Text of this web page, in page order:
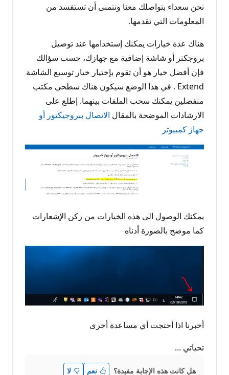
نحن سعداء بتواصلك معنا ونتمنى أن تستفسد من
المعلومات التي نقدمها.
هناك عدة خيارات يمكنك إستخدامها عند توصيل
بروجكتر أو شاشة إضافية مع جهازك، حسب سؤالك
فإن أفضل خيار هو أن تقوم بإختيار خيار توسبع الشاشة
Extend . في هذا الوضع سيكون هناك سطحي مكتب
منفصلين يمكنك سحب الملفات بينهما. إطلع على
الارشادات الموضحة بالمقال الاتصال ببروجيكتور أو
جهاز كمبيوتر
يمكنك الوصول الى هذه الخيارات من ركن الإشعارات
كما موضح بالصورة أدناه
أخبرنا اذا أحتجت أي مساعدة أخرى
تحياتي ...
هل كانت هذه الإجابة مفيدة؟ نعم لا